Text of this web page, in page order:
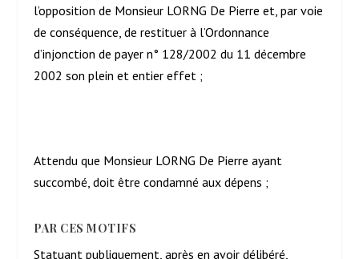
l’opposition de Monsieur LORNG De Pierre et, par voie
de conséquence, de restituer à l’Ordonnance
d’injonction de payer n° 128/2002 du 11 décembre
2002 son plein et entier effet ;
Attendu que Monsieur LORNG De Pierre ayant
succombé, doit être condamné aux dépens ;
PAR CES MOTIFS
Statuant publiquement, après en avoir délibéré,